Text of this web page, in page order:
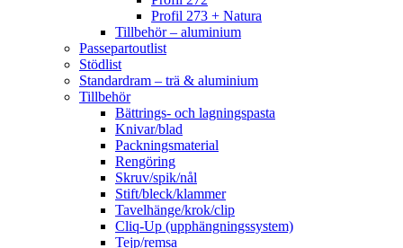
Profil 273 + Natura
Tillbehör – aluminium
Passepartoutlist
Stödlist
Standardram – trä & aluminium
Tillbehör
Bättrings- och lagningspasta
Knivar/blad
Packningsmaterial
Rengöring
Skruv/spik/nål
Stift/bleck/klammer
Tavelhänge/krok/clip
Cliq-Up (upphängningssystem)
Tejp/remsa